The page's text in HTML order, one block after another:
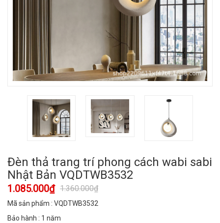
Đèn thả trang trí phong cách wabi sabi
Nhật Bản VQDTWB3532
1.085.000₫ 1.360.000₫
Mã sản phẩm : VQDTWB3532
Bảo hành : 1 năm